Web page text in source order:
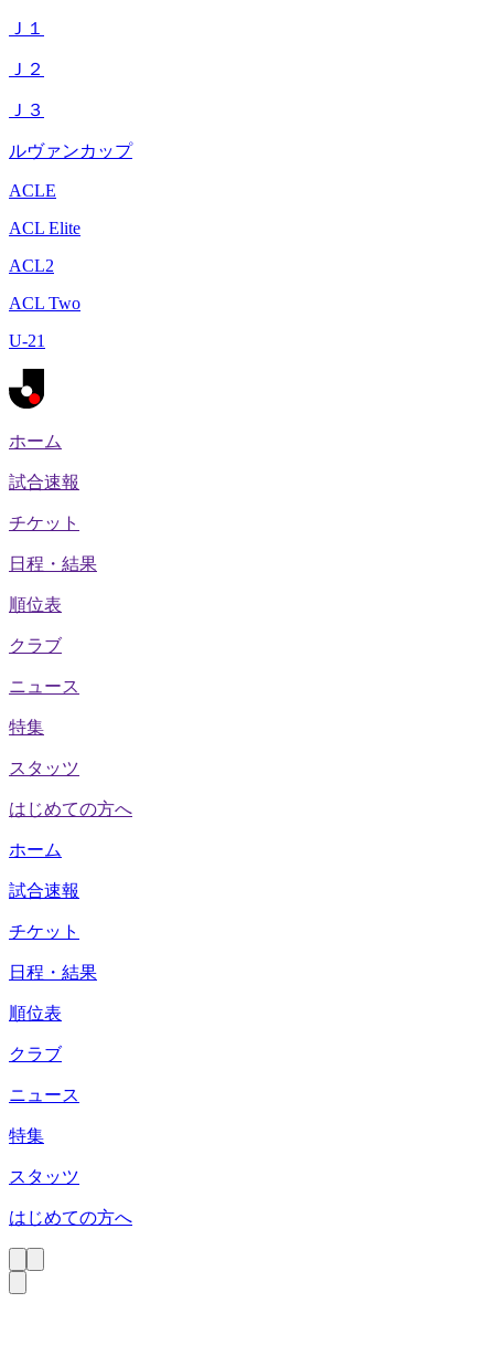
Ｊ１
Ｊ２
Ｊ３
ルヴァンカップ
ACLE
ACL Elite
ACL2
ACL Two
U-21
ホーム
試合速報
チケット
日程・結果
順位表
クラブ
ニュース
特集
スタッツ
はじめての方へ
ホーム
試合速報
チケット
日程・結果
順位表
クラブ
ニュース
特集
スタッツ
はじめての方へ